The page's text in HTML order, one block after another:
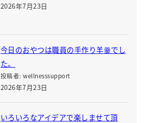
2026年7月23日
今日のおやつは職員の手作り羊羹でし
た。
投稿者: wellnesssupport
2026年7月23日
いろいろなアイデアで楽しませて頂